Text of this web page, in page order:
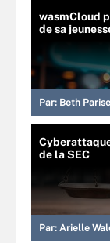
wasmCloud
de sa
Par: Beth
de la SEC
Par: Arielle